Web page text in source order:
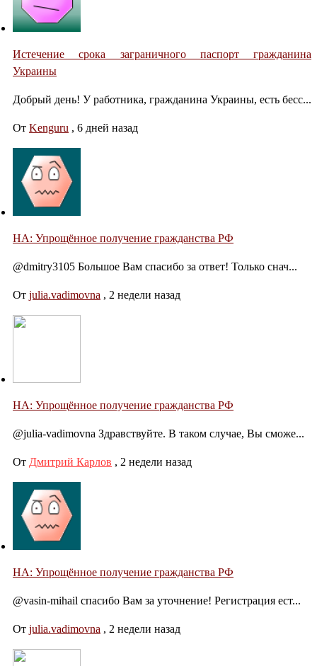
Истечение срока заграничного паспорт гражданина
Украины
Добрый день! У работника, гражданина Украины, есть бесс...
От Kenguru , 6 дней назад
НА: Упрощённое получение гражданства РФ
@dmitry3105 Большое Вам спасибо за ответ! Только снач...
От julia.vadimovna , 2 недели назад
НА: Упрощённое получение гражданства РФ
@julia-vadimovna Здравствуйте. В таком случае, Вы сможе...
От Дмитрий Карлов , 2 недели назад
НА: Упрощённое получение гражданства РФ
@vasin-mihail спасибо Вам за уточнение! Регистрация ест...
От julia.vadimovna , 2 недели назад